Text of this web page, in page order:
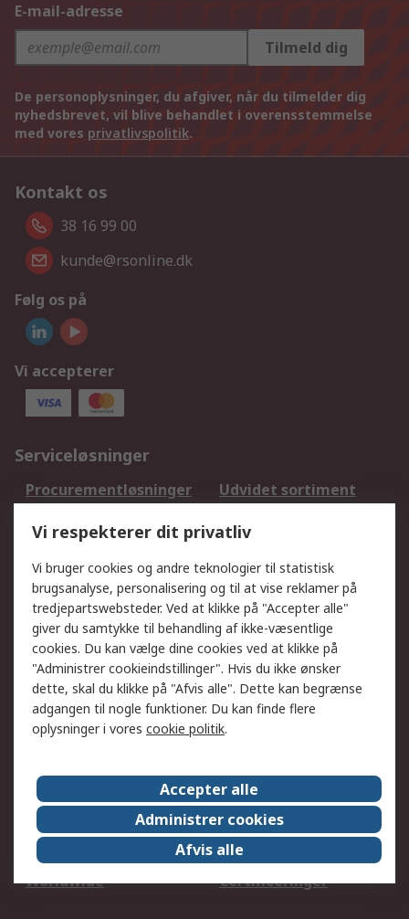
E-mail-adresse
Tilmeld dig
De personoplysninger, du afgiver, når du tilmelder dig
nyhedsbrevet, vil blive behandlet i overensstemmelse
med vores privatlivspolitik.
Kontakt os
38 16 99 00
kunde@rsonline.dk
Følg os på
Vi accepterer
Serviceløsninger
Procurementløsninger
Udvidet sortiment
DesignSpark
Teknisk Support
Dit lokale salgsteam
Eksportløsninger
Support
Få hjælp
Returnering
Levering
Spor min ordre
Fakturakopi
Betalingsmuligheder
Fordele med Mit RS
Okdo
Om RS
Salgsbetingelser
Det juridiske
Pressecenter
Job hos RS
ESG
Worldwide
Certificeringer
Vi respekterer dit privatliv
Vi bruger cookies og andre teknologier til statistisk
brugsanalyse, personalisering og til at vise reklamer på
tredjepartswebsteder. Ved at klikke på "Accepter alle"
giver du samtykke til behandling af ikke-væsentlige
cookies. Du kan vælge dine cookies ved at klikke på
"Administrer cookieindstillinger". Hvis du ikke ønsker
dette, skal du klikke på "Afvis alle". Dette kan begrænse
adgangen til nogle funktioner. Du kan finde flere
oplysninger i vores cookie politik.
Accepter alle
Administrer cookies
Afvis alle